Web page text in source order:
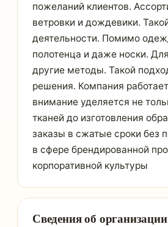
пожеланий клиентов.
ветровки и дождевики.
деятельности. Помимо
полотенца и даже носки.
другие методы. Такой
решения. Компания
внимание уделяется не
тканей до изготовления
заказы в сжатые сроки без
в сфере брендированной
корпоративной культуры
Сведения об организации